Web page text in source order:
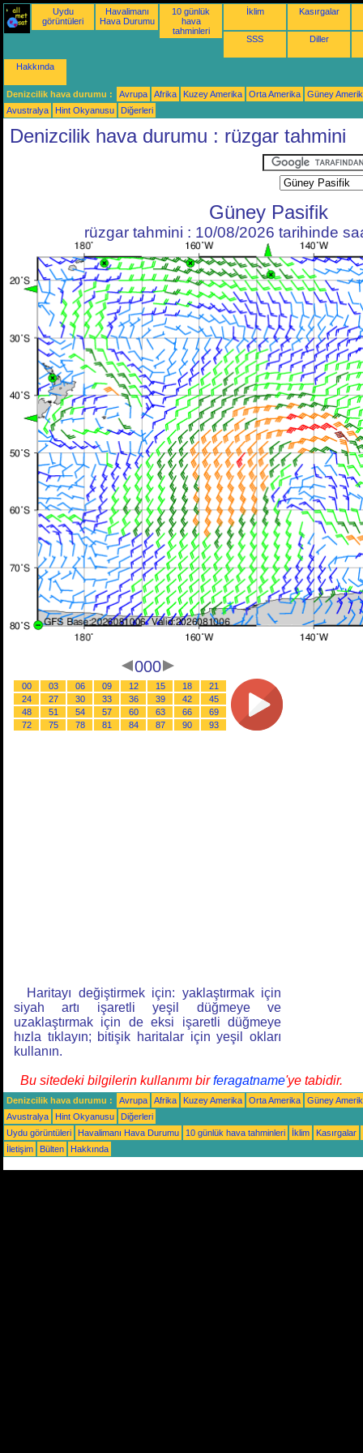
Uydu
görüntüleri
Havalimanı
Hava Durumu
10 günlük
hava
tahminleri
İklim Kasırgalar
SSS Diller
Hakkında
Denizcilik hava durumu : Avrupa Afrika Kuzey Amerika Orta Amerika
Güney
Avustralya
Hint Okyanusu Diğerleri
Denizcilik hava durumu : rüzgar tahmini
Güney Pasifik
rüzgar tahmini : 10/08/2026 tarihinde
000
00 03 06 09 12 15 18
21
24
27 30 33 36 39 42
45
48
51 54 57 60 63 66
69
72
75 78 81 84 87 90 93
Haritayı değiştirmek için: yaklaştırmak için
siyah artı işaretli yeşil düğmeye ve
uzaklaştırmak için de eksi işaretli düğmeye
hızla tıklayın; bitişik haritalar için yeşil okları
kullanın.
Bu sitedeki bilgilerin kullanımı birferagatname'ye tabidir.
Denizcilik hava durumu : Avrupa Afrika Kuzey Amerika Orta Amerika
Güney
Avustralya
Hint Okyanusu
Diğerleri
Uydu görüntüleri
Havalimanı Hava Durumu 10 günlük hava tahminleri İklim
Kasırgalar
İletişim
Bülten Hakkında